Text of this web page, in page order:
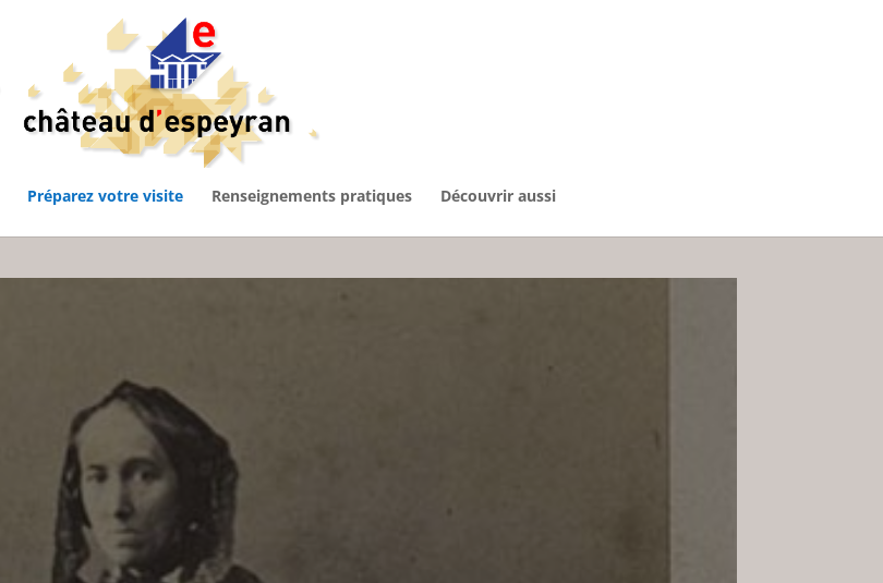
Préparez votre visite Renseignements pratiques Découvrir aussi